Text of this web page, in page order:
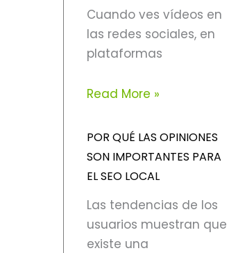
Cuando ves vídeos en
las redes sociales, en
plataformas
Read More »
POR QUÉ LAS OPINIONES
SON IMPORTANTES PARA
EL SEO LOCAL
Las tendencias de los
usuarios muestran que
existe una